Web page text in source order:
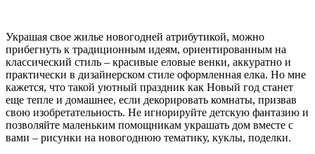
Украшая свое жилье новогодней атрибутикой, можно
прибегнуть к традиционным идеям, ориентированным на
классический стиль – красивые еловые венки, аккуратно и
практически в дизайнерском стиле оформленная елка. Но мне
кажется, что такой уютный праздник как Новый год станет
еще тепле и домашнее, если декорировать комнаты, призвав
свою изобретательность. Не игнорируйте детскую фантазию и
позволяйте маленьким помощникам украшать дом вместе с
вами – рисунки на новогоднюю тематику, куклы, поделки.